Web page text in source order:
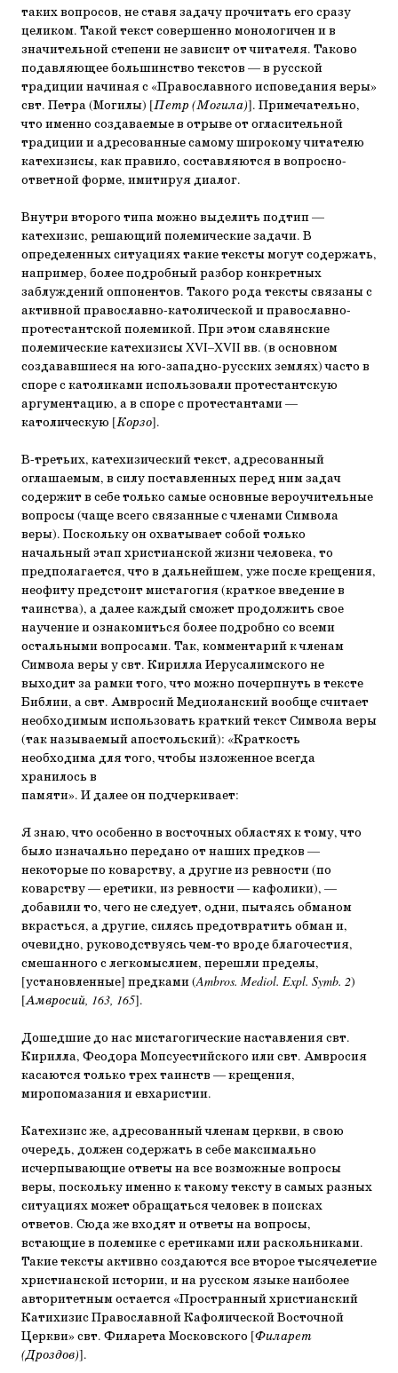
таких вопросов, не ставя задачу прочитать его сразу
целиком. Такой текст совершенно монологичен и в
значительной степени не зависит от читателя. Таково
подавляющее большинство текстов — в русской
традиции начиная с «Православного исповедания веры»
свт. Петра (Могилы) [Петр (Могила)]. Примечательно,
что именно создаваемые в отрыве от огласительной
традиции и адресованные самому широкому читателю
катехизисы, как правило, составляются в вопросно-
ответной форме, имитируя диалог.
Внутри второго типа можно выделить подтип —
катехизис, решающий полемические задачи. В
определенных ситуациях такие тексты могут содержать,
например, более подробный разбор конкретных
заблуждений оппонентов. Такого рода тексты связаны с
активной православно-католической и православно-
протестантской полемикой. При этом славянские
полемические катехизисы XVI–XVII вв. (в основном
создававшиеся на юго-западно-русских землях) часто в
споре с католиками использовали протестантскую
аргументацию, а в споре с протестантами —
католическую [Корзо].
В-третьих, катехизический текст, адресованный
оглашаемым, в силу поставленных перед ним задач
содержит в себе только самые основные вероучительные
вопросы (чаще всего связанные с членами Символа
веры). Поскольку он охватывает собой только
начальный этап христианской жизни человека, то
предполагается, что в дальнейшем, уже после крещения,
неофиту предстоит мистагогия (краткое введение в
таинства), а далее каждый сможет продолжить свое
научение и ознакомиться более подробно со всеми
остальными вопросами. Так, комментарий к членам
Символа веры у свт. Кирилла Иерусалимского не
выходит за рамки того, что можно почерпнуть в тексте
Библии, а свт. Амвросий Медиоланский вообще считает
необходимым использовать краткий текст Символа веры
(так называемый апостольский): «Краткость
необходима для того, чтобы изложенное всегда
хранилось в
памяти». И далее он подчеркивает:
Я знаю, что особенно в восточных областях к тому, что
было изначально передано от наших предков —
некоторые по коварству, а другие из ревности (по
коварству — еретики, из ревности — кафолики), —
добавили то, чего не следует, одни, пытаясь обманом
вкрасться, а другие, силясь предотвратить обман и,
очевидно, руководствуясь чем-то вроде благочестия,
смешанного с легкомыслием, перешли пределы,
[установленные] предками (Ambros. Mediol. Expl. Symb. 2)
[Амвросий, 163, 165].
Дошедшие до нас мистагогические наставления свт.
Кирилла, Феодора Мопсуестийского или свт. Амвросия
касаются только трех таинств — крещения,
миропомазания и евхаристии.
Катехизис же, адресованный членам церкви, в свою
очередь, должен содержать в себе максимально
исчерпывающие ответы на все возможные вопросы
веры, поскольку именно к такому тексту в самых разных
ситуациях может обращаться человек в поисках
ответов. Сюда же входят и ответы на вопросы,
встающие в полемике с еретиками или раскольниками.
Такие тексты активно создаются все второе тысячелетие
христианской истории, и на русском языке наиболее
авторитетным остается «Пространный христианский
Катихизис Православной Кафолической Восточной
Церкви» свт. Филарета Московского [Филарет
(Дроздов)].